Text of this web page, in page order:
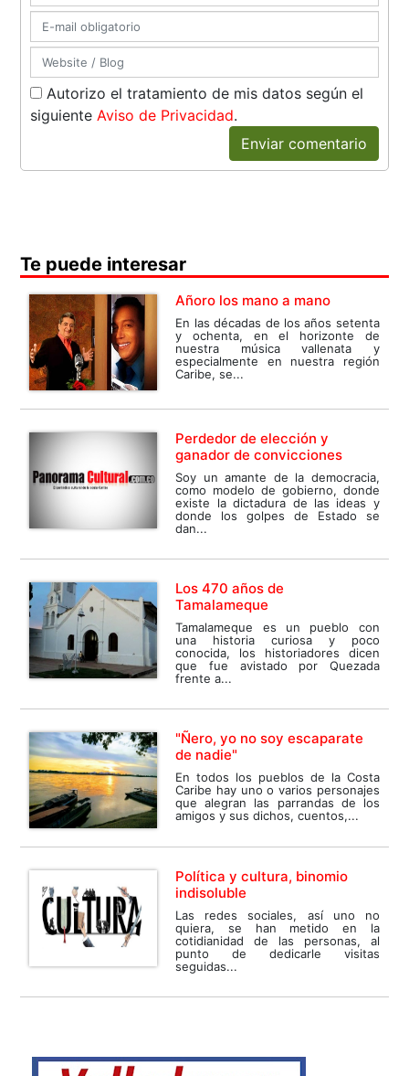
Autorizo el tratamiento de mis datos según el
siguienteAviso de Privacidad.
Enviar comentario
Te puede interesar
Añoro los mano a mano
En las décadas de los años setenta
y ochenta, en el horizonte de
nuestra música vallenata y
especialmente en nuestra región
Caribe, se...
Perdedor de elección y
ganador de convicciones
Soy un amante de la democracia,
como modelo de gobierno, donde
existe la dictadura de las ideas y
donde los golpes de Estado se
dan...
Los 470 años de
Tamalameque
Tamalameque es un pueblo con
una historia curiosa y poco
conocida, los historiadores dicen
que fue avistado por Quezada
frente a...
"Ñero, yo no soy escaparate
de nadie"
En todos los pueblos de la Costa
Caribe hay uno o varios personajes
que alegran las parrandas de los
amigos y sus dichos, cuentos,...
Política y cultura, binomio
indisoluble
Las redes sociales, así uno no
quiera, se han metido en la
cotidianidad de las personas, al
punto de dedicarle visitas
seguidas...